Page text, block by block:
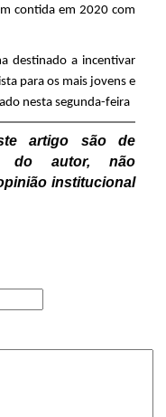
contida em 2020 com
destinado a incentivar
para os mais jovens e
nesta segunda-feira
artigo são de
do autor, não
institucional